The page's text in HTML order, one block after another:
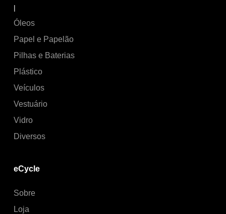
|
Óleos
Papel e Papelão
Pilhas e Baterias
Plástico
Veículos
Vestuário
Vidro
Diversos
eCycle
Sobre
Loja